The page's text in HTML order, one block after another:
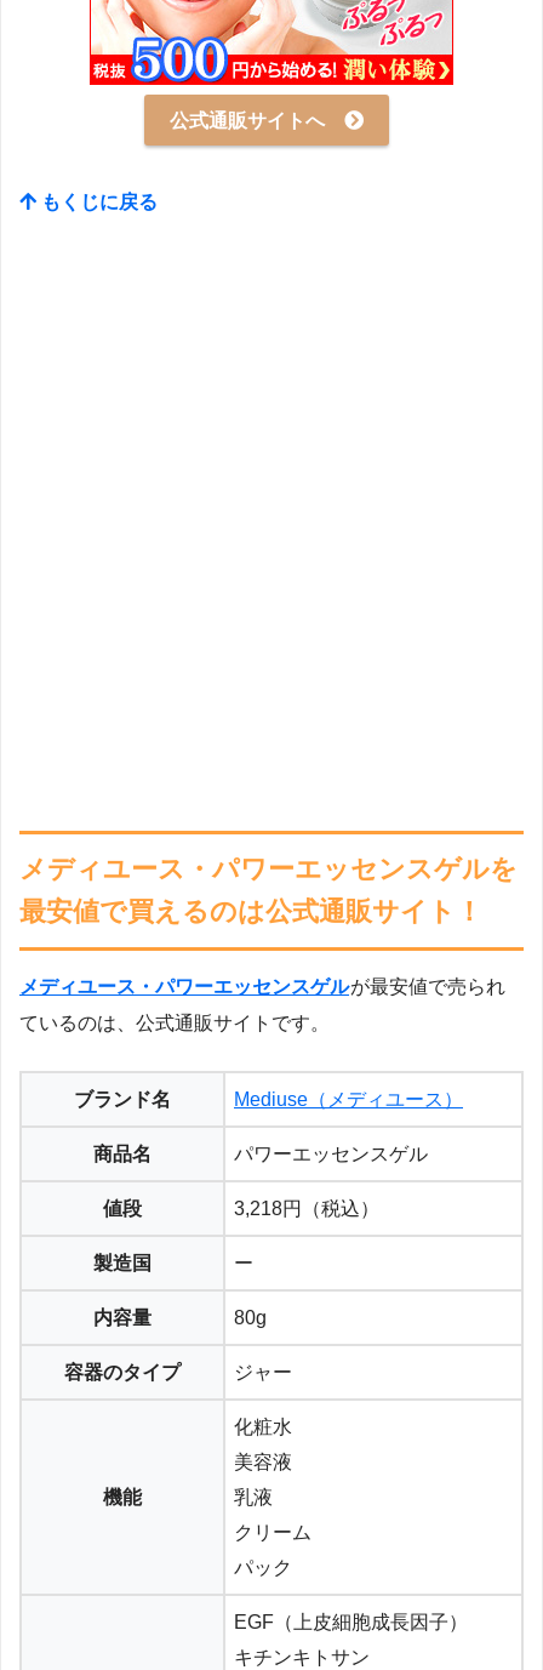
公式通販サイトへ
もくじに戻る
メディユース・パワーエッセンスゲルを
最安値で買えるのは公式通販サイト！
メディユース・パワーエッセンスゲルが最安値で売られ
ているのは、公式通販サイトです。
ブランド名 Mediuse（メディユース）
商品名 パワーエッセンスゲル
値段 3,218円（税込）
製造国 ー
内容量 80g
容器のタイプ ジャー
機能
化粧水
美容液
乳液
クリーム
パック
EGF（上皮細胞成長因子）
キチンキトサン